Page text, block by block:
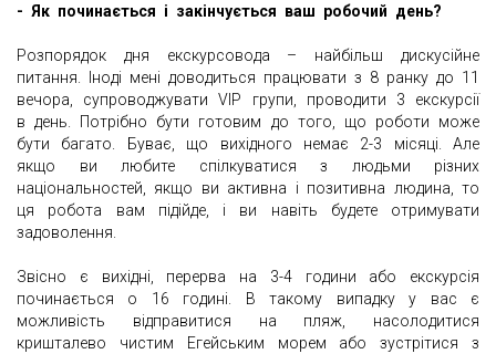
- Як починається і закінчується ваш робочий день?
Розпорядок дня екскурсовода – найбільш дискусійне
питання. Іноді мені доводиться працювати з 8 ранку до 11
вечора, супроводжувати VIP групи, проводити 3 екскурсії
в день. Потрібно бути готовим до того, що роботи може
бути багато. Буває, що вихідного немає 2-3 місяці. Але
якщо ви любите спілкуватися з людьми різних
національностей, якщо ви активна і позитивна людина, то
ця робота вам підійде, і ви навіть будете отримувати
задоволення.
Звісно є вихідні, перерва на 3-4 години або екскурсія
починається о 16 годині. В такому випадку у вас є
можливість відправитися на пляж, насолодитися
кришталево чистим Егейським морем або зустрітися з